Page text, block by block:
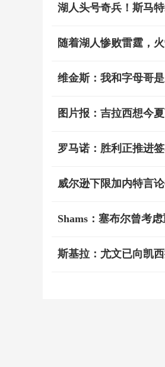
湖人头号奇兵！斯马
随着湖人惨败雷霆，
维金斯：我和字母哥
图片报：吉拉西想今
罗马诺：胜利正推进
威尔逊下限加内特言
Shams：塞布尔曾考
斯基拉：尤文已向凯